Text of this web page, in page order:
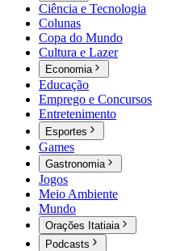
Ciência e Tecnologia
Colunas
Copa do Mundo
Cultura e Lazer
Economia
Educação
Emprego e Concursos
Entretenimento
Esportes
Games
Gastronomia
Jogos
Meio Ambiente
Mundo
Orações Itatiaia
Podcasts